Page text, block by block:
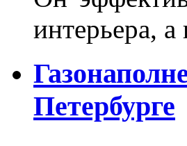
интерьера,
Петербурге